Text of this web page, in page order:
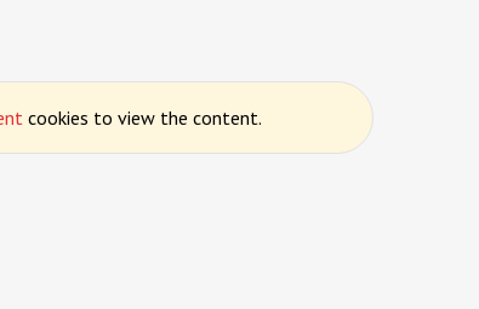
cookies to view the content.